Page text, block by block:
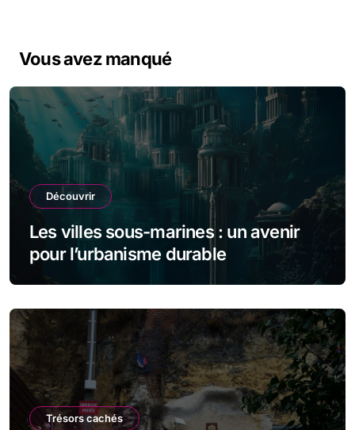
Vous avez manqué
Découvrir
Les villes sous-marines : un avenir
pour l’urbanisme durable
Trésors cachés